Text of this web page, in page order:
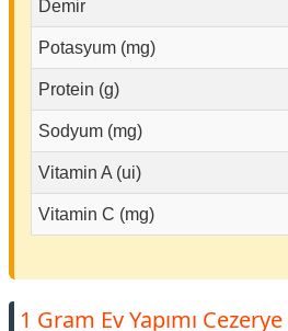
Demir
Potasyum (mg)
Protein (g)
Sodyum (mg)
Vitamin A (ui)
Vitamin C (mg)
1 Gram Ev Yapımı